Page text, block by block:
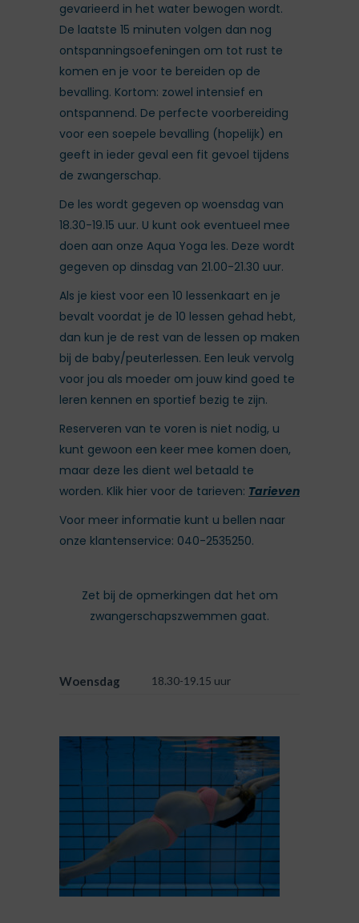
gevarieerd in het water bewogen wordt.
De laatste 15 minuten volgen dan nog
ontspanningsoefeningen om tot rust te
komen en je voor te bereiden op de
bevalling. Kortom: zowel intensief en
ontspannend. De perfecte voorbereiding
voor een soepele bevalling (hopelijk) en
geeft in ieder geval een fit gevoel tijdens
de zwangerschap.
De les wordt gegeven op woensdag van
18.30-19.15 uur. U kunt ook eventueel mee
doen aan onze Aqua Yoga les. Deze wordt
gegeven op dinsdag van 21.00-21.30 uur.
Als je kiest voor een 10 lessenkaart en je
bevalt voordat je de 10 lessen gehad hebt,
dan kun je de rest van de lessen op maken
bij de baby/peuterlessen. Een leuk vervolg
voor jou als moeder om jouw kind goed te
leren kennen en sportief bezig te zijn.
Reserveren van te voren is niet nodig, u
kunt gewoon een keer mee komen doen,
maar deze les dient wel betaald te
worden. Klik hier voor de tarieven: Tarieven
Voor meer informatie kunt u bellen naar
onze klantenservice: 040-2535250.
Zet bij de opmerkingen dat het om
zwangerschapszwemmen gaat.
Woensdag 18.30-19.15 uur